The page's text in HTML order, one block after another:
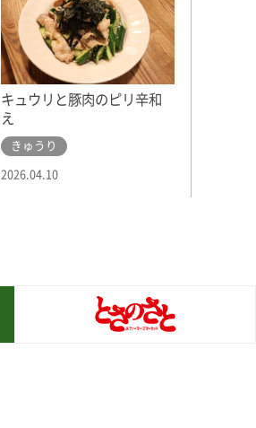
キュウリと豚肉のピリ辛和
え
きゅうり
2026.04.10